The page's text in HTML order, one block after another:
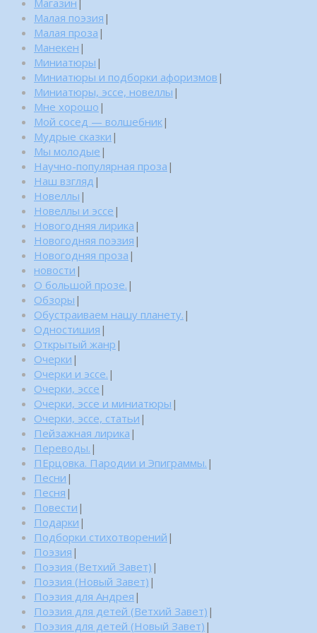
Малая поэзия |
Малая проза |
Манекен |
Миниатюры |
Миниатюры и подборки афоризмов |
Миниатюры, эссе, новеллы |
Мне хорошо |
Мой сосед — волшебник|
Мудрые сказки |
Мы молодые |
Научно-популярная проза |
Наш взгляд |
Новеллы |
Новеллы и эссе |
Новогодняя лирика |
Новогодняя поэзия |
Новогодняя проза |
новости |
О большой прозе. |
Обзоры |
Обустраиваем нашу планету. |
Одностишия |
Открытый жанр |
Очерки |
Очерки и эссе. |
Очерки, эссе |
Очерки, эссе и миниатюры |
Очерки, эссе, статьи |
Пейзажная лирика |
Переводы. |
ПЕрцовка. Пародии и Эпиграммы. |
Песни |
Песня |
Повести |
Подарки |
Подборки стихотворений |
Поэзия |
Поэзия (Ветхий Завет) |
Поэзия (Новый Завет) |
Поэзия для Андрея |
Поэзия для детей (Ветхий Завет) |
Поэзия для детей (Новый Завет) |